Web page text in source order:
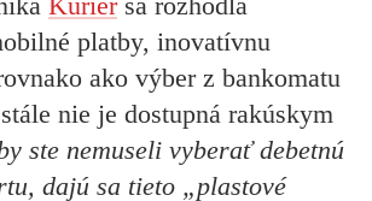
platby, inovatívnu
ako výber z bankomatu
nie je dostupná rakúskym
ste nemuseli vyberať debetnú
dajú sa tieto „plastové